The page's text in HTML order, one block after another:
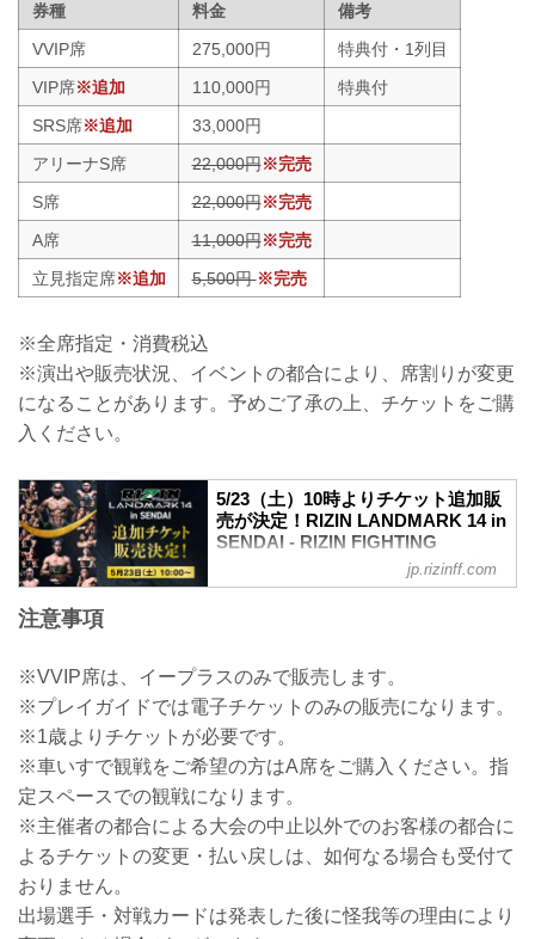
券種 料金
備考
VVIP席
275,000円
特典付・1列目
VIP席※追加 110,000円
特典付
SRS席※追加
33,000円
アリーナS席
22,000円※完売
S席
22,000円※完売
A席
11,000円※完売
立見指定席※追加 5,500円※完売
※全席指定・消費税込
※演出や販売状況、イベントの都合により、席割りが変更
になることがあります。予めご了承の上、チケットをご購
入ください。
5/23（土）10時よりチケット追加販
売が決定！RIZIN LANDMARK 14 in
SENDAI - RIZIN FIGHTING
FEDERATION オフィシャルサイト
受付スタート！完売でチケットを手に入
れることが出来なかった方は是非、この
機会にRIZIN LANDMARK 14 in SENDAI
のチケットを手に入れて、ゼビオアリー
ナ仙台で東北初開催のRIZINを生観戦しよ
う！
チケット追加販売 開始日時
2026年5月23日（土）10:00〜
チケット情報
jp.rizinff.com
注意事項
※VVIP席は、イープラスのみで販売します。
※プレイガイドでは電子チケットのみの販売になります。
※1歳よりチケットが必要です。
※車いすで観戦をご希望の方はA席をご購入ください。指
定スペースでの観戦になります。
※主催者の都合による大会の中止以外でのお客様の都合に
よるチケットの変更・払い戻しは、如何なる場合も受付て
おりません。
出場選手・対戦カードは発表した後に怪我等の理由により